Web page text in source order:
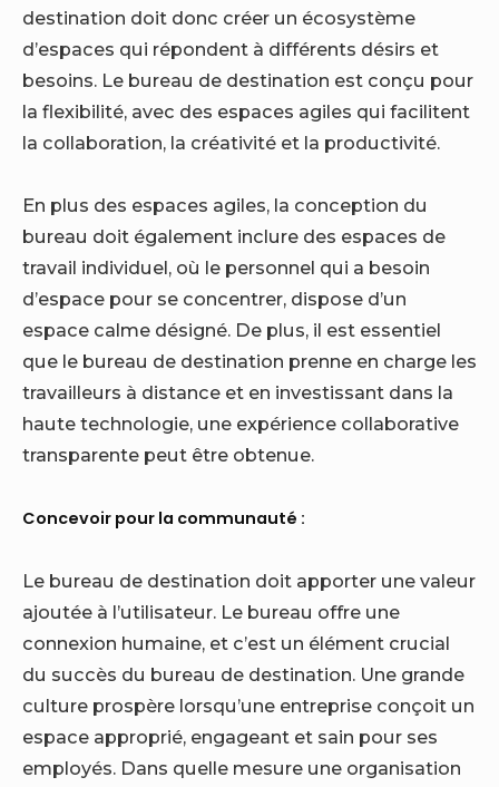
destination doit donc créer un écosystème
d’espaces qui répondent à différents désirs et
besoins. Le bureau de destination est conçu pour
la flexibilité, avec des espaces agiles qui facilitent
la collaboration, la créativité et la productivité.
En plus des espaces agiles, la conception du
bureau doit également inclure des espaces de
travail individuel, où le personnel qui a besoin
d’espace pour se concentrer, dispose d’un
espace calme désigné. De plus, il est essentiel
que le bureau de destination prenne en charge les
travailleurs à distance et en investissant dans la
haute technologie, une expérience collaborative
transparente peut être obtenue.
Concevoir pour la communauté :
Le bureau de destination doit apporter une valeur
ajoutée à l’utilisateur. Le bureau offre une
connexion humaine, et c’est un élément crucial
du succès du bureau de destination. Une grande
culture prospère lorsqu’une entreprise conçoit un
espace approprié, engageant et sain pour ses
employés. Dans quelle mesure une organisation